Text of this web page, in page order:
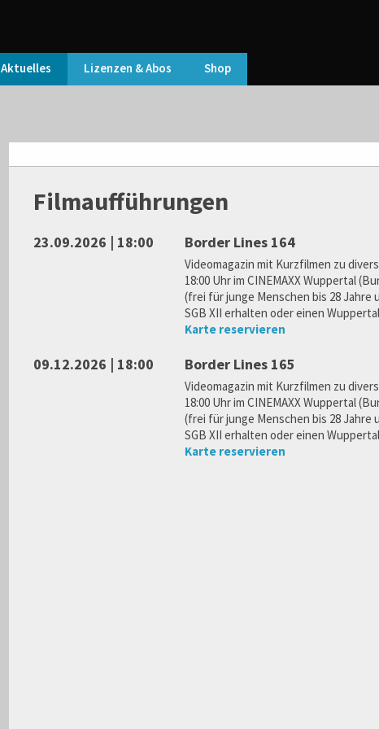
Aktuelles Lizenzen & Abos Shop
Filmaufführungen
23.09.2026 | 18:00 Border Lines 164
Videomagazin mit Kurzfilmen zu
18:00 Uhr im CINEMAXX Wuppertal
(frei für junge Menschen bis 28 Jahre
SGB XII erhalten oder einen
Karte reservieren
09.12.2026 | 18:00 Border Lines 165
Videomagazin mit Kurzfilmen zu
18:00 Uhr im CINEMAXX Wuppertal
(frei für junge Menschen bis 28 Jahre
SGB XII erhalten oder einen
Karte reservieren